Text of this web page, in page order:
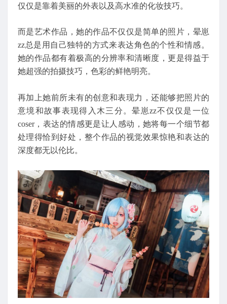
仅仅是靠着美丽的外表以及高水准的化妆技巧。
而是艺术作品，她的作品不仅仅是简单的照片，晕崽
zz总是用自己独特的方式来表达角色的个性和情感。
她的作品都有着极高的分辨率和清晰度，更是得益于
她超强的拍摄技巧，色彩的鲜艳明亮。
再加上她前所未有的创意和表现力，还能够把照片的
意境和故事表现得入木三分。晕崽zz不仅仅是一位
coser，表达的情感更是让人感动，她将每一个细节都
处理得恰到好处，整个作品的视觉效果惊艳和表达的
深度都无以伦比。